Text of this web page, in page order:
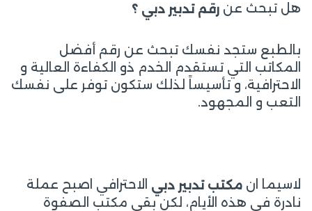
هل تبحث عن رقم تدبير دبي ؟
بالطبع ستجد نفسك تبحث عن رقم أفضل
المكاتب التي تستقدم الخدم ذو الكفاءة العالية و
الاحترافية، و تأسيساً لذلك ستكون توفر على نفسك
التعب و المجهود.
لاسيما ان مكتب تدبير دبي الاحترافي اصبح عملة
نادرة في هذه الأيام، لكن بقي مكتب الصفوة